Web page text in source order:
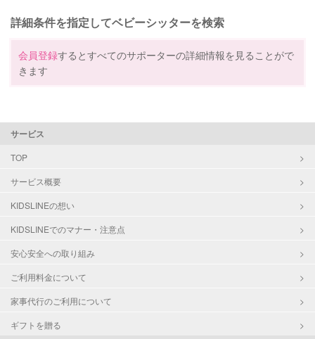
詳細条件を指定してベビーシッターを検索
会員登録するとすべてのサポーターの詳細情報を見ることがで
きます
サービス
TOP
サービス概要
KIDSLINEの想い
KIDSLINEでのマナー・注意点
安心安全への取り組み
ご利用料金について
家事代行のご利用について
ギフトを贈る